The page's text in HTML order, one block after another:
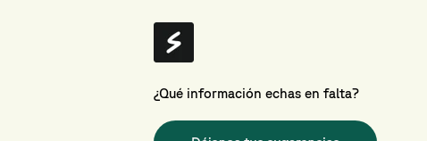
¿Qué información echas en falta?